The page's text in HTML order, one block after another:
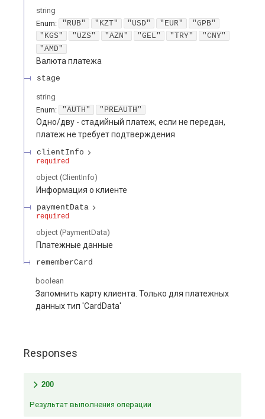
string
Enum: "RUB" "KZT" "USD" "EUR"
"GPB"
"KGS"
"UZS" "AZN" "GEL" "TRY"
"CNY"
"AMD"
Валюта платежа
stage
string
Enum: "AUTH" "PREAUTH"
Одно/дву - стадийный платеж, если не передан,
платеж не требует подтверждения
clientInfo
required
object (ClientInfo)
Информация о клиенте
paymentData
required
object (PaymentData)
Платежные данные
rememberCard
boolean
Запомнить карту клиента. Только для платежных
данных тип 'CardData'
Responses
200
Результат выполнения операции